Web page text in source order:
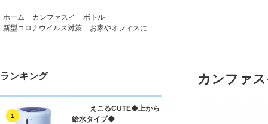
ホーム カンファスイ
ボトル
新型コロナウイルス対策
お家やオフィスに
ランキング
1
えこるCUTE◆上から
給水タイプ◆
カンファ